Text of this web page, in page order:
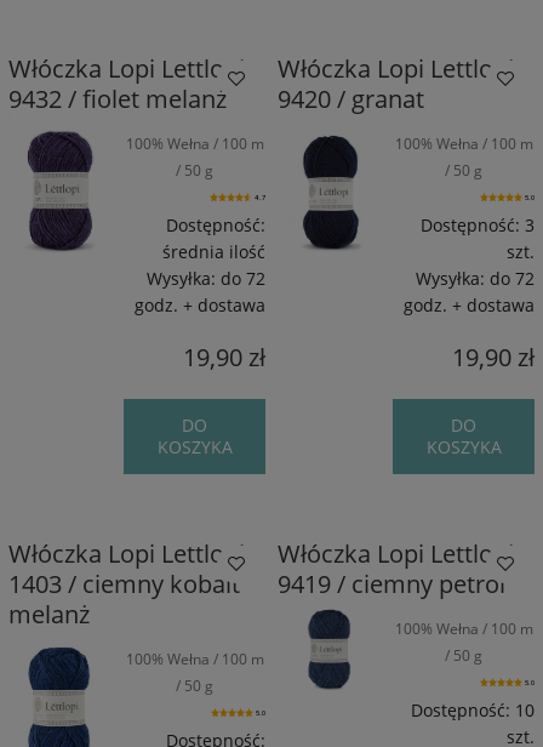
Włóczka Lopi Lettlopi
9432 / fiolet melanż
100% Wełna / 100 m
/ 50 g
4.7
Dostępność:
średnia ilość
Wysyłka: do 72
godz. + dostawa
19,90 zł
DO
KOSZYKA
Włóczka Lopi Lettlopi
9420 / granat
100% Wełna / 100 m
/ 50 g
5.0
Dostępność: 3
szt.
Wysyłka: do 72
godz. + dostawa
19,90 zł
DO
KOSZYKA
Włóczka Lopi Lettlopi
1403 / ciemny kobalt
melanż
100% Wełna / 100 m
/ 50 g
5.0
Dostępność:
Włóczka Lopi Lettlopi
9419 / ciemny petrol
100% Wełna / 100 m
/ 50 g
5.0
Dostępność: 10
szt.